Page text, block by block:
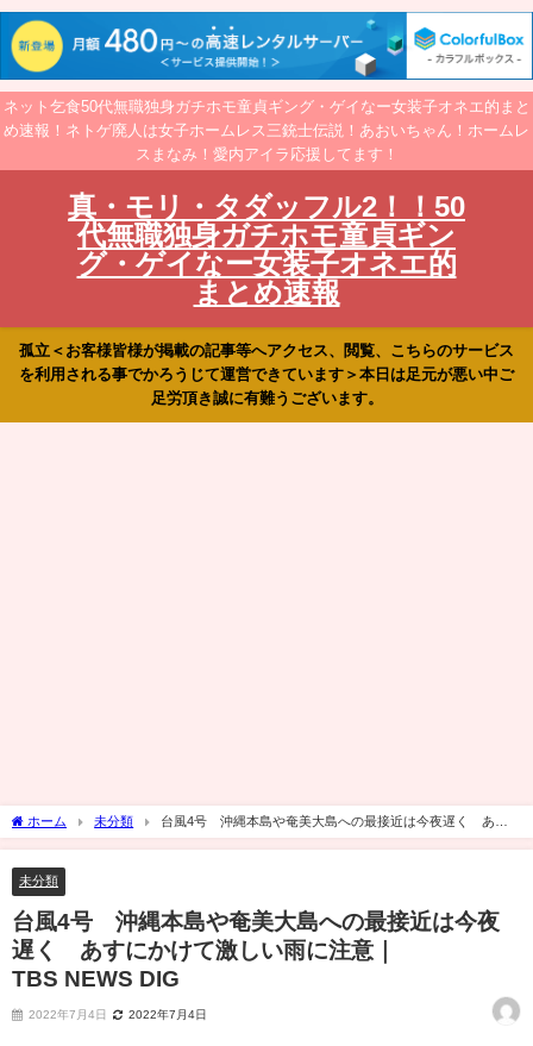
ネット乞食50代無職独身ガチホモ童貞ギング・ゲイなー女装子オネエ的まと
め速報！ネトゲ廃人は女子ホームレス三銃士伝説！あおいちゃん！ホームレ
スまなみ！愛内アイラ応援してます！
真・モリ・タダッフル2！！50
代無職独身ガチホモ童貞ギン
グ・ゲイなー女装子オネエ的
まとめ速報
孤立＜お客様皆様が掲載の記事等へアクセス、閲覧、こちらのサービス
を利用される事でかろうじて運営できています＞本日は足元が悪い中ご
足労頂き誠に有難うございます。
ホーム 未分類
台風4号 沖縄本島や奄美大島への最接近は今夜遅く あす
にかけて激しい雨に注意｜TBS NEWS DIG
未分類
台風4号 沖縄本島や奄美大島への最接近は今夜
遅く あすにかけて激しい雨に注意｜
TBS NEWS DIG
2022年7月4日 2022年7月4日